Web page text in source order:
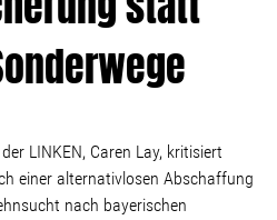
stoppen
LINKEN, Caren Lay, kritisiert
einer alternativlosen Abschaffung
nach bayerischen